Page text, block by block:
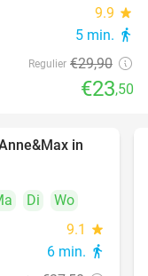
9.9 star
5 min. directions_walk
Regulier €29,90
€23,50
29%
in
Di
Wo
9.1 star
6 min. directions_walk